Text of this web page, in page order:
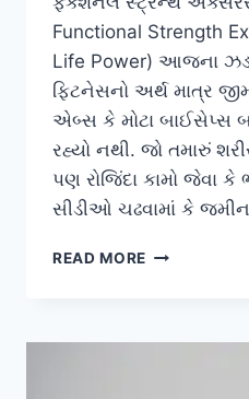
Functional Strength
Life Power) આજના
ફિટનેસનો અર્થ માત્ર
એબ્સ કે મોટા બાઈસેપ્સ
રહ્યો નથી. જો તમારું
પણ રોજિંદા કામો જેવા કે
સીડીઓ ચઢવામાં કે
READ MORE વાસ્તવિક
માટે